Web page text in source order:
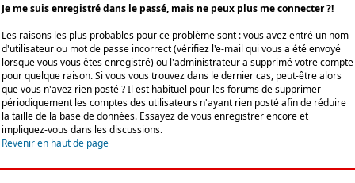
Je me suis enregistré dans le passé, mais ne peux plus me connecter ?!
Les raisons les plus probables pour ce problème sont : vous avez entré un nom
d'utilisateur ou mot de passe incorrect (vérifiez l'e-mail qui vous a été envoyé
lorsque vous vous êtes enregistré) ou l'administrateur a supprimé votre compte
pour quelque raison. Si vous vous trouvez dans le dernier cas, peut-être alors
que vous n'avez rien posté ? Il est habituel pour les forums de supprimer
périodiquement les comptes des utilisateurs n'ayant rien posté afin de réduire
la taille de la base de données. Essayez de vous enregistrer encore et
impliquez-vous dans les discussions.
Revenir en haut de page